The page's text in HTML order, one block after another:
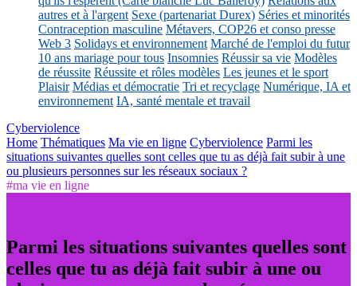
autres et à l'argent Sexe (partenariat Durex) Séries et minorités
Contraception masculine Métavers, COP26 et conso presse
Web 3 Solidays et environnement Marché de l'emploi du futur
10 ans mariage pour tous Insomnies Réussir sa vie Modèles
de réussite Réussite et rôles modèles Les jeunes et le sport
Plaisir Médias et démocratie Tri et recyclage Numérique, IA et
environnement IA, santé mentale et travail
Cyberviolence
Home Thématiques Ma vie en ligne Cyberviolence Parmi les
situations suivantes quelles sont celles que tu as déjà fait subir à une
ou plusieurs personnes sur les réseaux sociaux ?
#ma vie en ligne
Parmi les situations suivantes quelles sont
celles que tu as déjà fait subir à une ou